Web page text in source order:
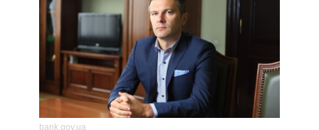
bank.gov.ua